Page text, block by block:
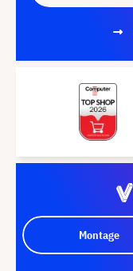
Montage